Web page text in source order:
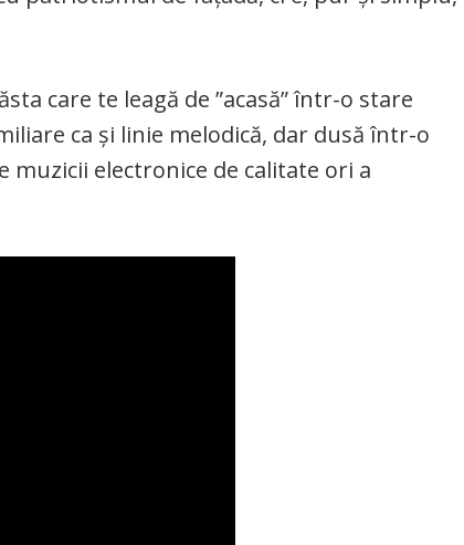
care te leagă de ”acasă” într-o stare
ca și linie melodică, dar dusă într-o
muzicii electronice de calitate ori a